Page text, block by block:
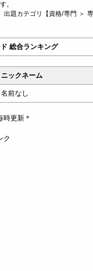
。
出題カテゴリ【資格/専門 ＞
総合ランキング
ニックネーム
名前なし
時更新＊
ク